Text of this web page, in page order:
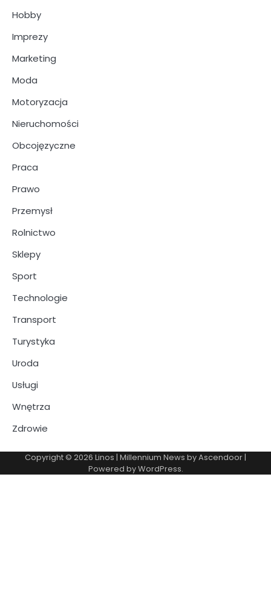
Hobby
Imprezy
Marketing
Moda
Motoryzacja
Nieruchomości
Obcojęzyczne
Praca
Prawo
Przemysł
Rolnictwo
Sklepy
Sport
Technologie
Transport
Turystyka
Uroda
Usługi
Wnętrza
Zdrowie
Copyright © 2026 Linos | Millennium News byAscendoor|
Powered byWordPress.